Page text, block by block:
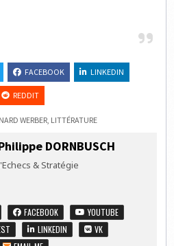
FACEBOOK LINKEDIN
REDDIT
WERBER, LITTÉRATURE
DORNBUSCH
& Stratégie
FACEBOOK
YOUTUBE
LINKEDIN
VK